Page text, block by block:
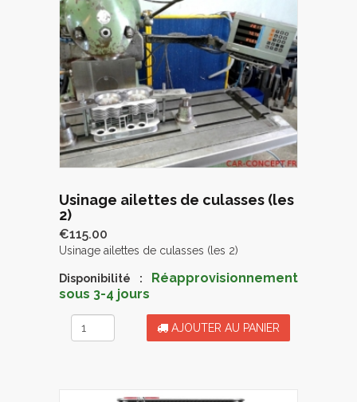
Usinage ailettes de culasses (les
2)
€115.00
Usinage ailettes de culasses (les 2)
Disponibilité :
Réapprovisionnement
sous 3-4 jours
AJOUTER AU PANIER